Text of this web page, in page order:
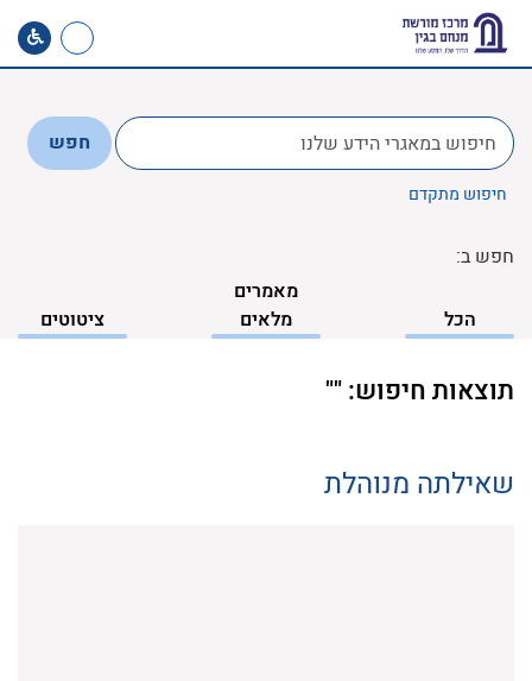
לחפש
ב:
חפש
חיפוש מתקדם
חפש ב:
הכל
מאמרים
מלאים
ציטוטים
תוצאות חיפוש: ""
שאילתה מנוהלת